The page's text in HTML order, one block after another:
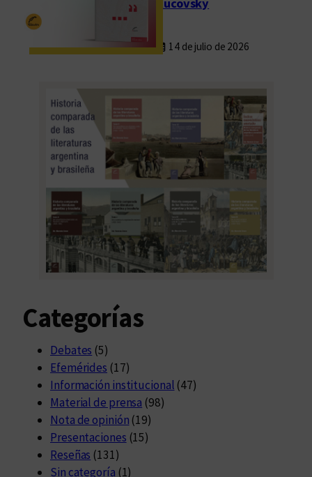
Rucovsky
14 de julio de 2026
Categorías
Debates (5)
Efemérides (17)
Información institucional (47)
Material de prensa (98)
Nota de opinión (19)
Presentaciones (15)
Reseñas (131)
Sin categoría (1)